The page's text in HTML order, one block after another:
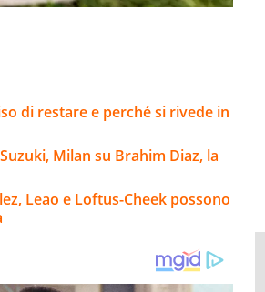
di restare e perché si rivede in
Milan su Brahim Diaz, la
Leao e Loftus-Cheek possono